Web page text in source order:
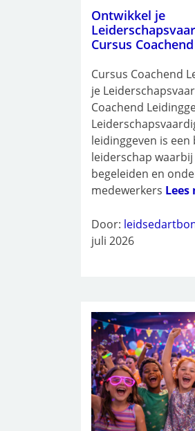
Ontwikkel je
Cursus
Cursus Coachend
je
Coachend
leidinggeven is
leiderschap
begeleiden en
medewerkers Lees
Door:
juli 2026